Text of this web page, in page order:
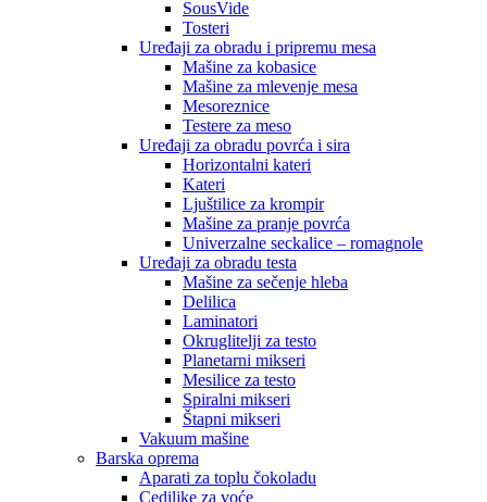
SousVide
Tosteri
Uređaji za obradu i pripremu mesa
Mašine za kobasice
Mašine za mlevenje mesa
Mesoreznice
Testere za meso
Uređaji za obradu povrća i sira
Horizontalni kateri
Kateri
Ljuštilice za krompir
Mašine za pranje povrća
Univerzalne seckalice – romagnole
Uređaji za obradu testa
Mašine za sečenje hleba
Delilica
Laminatori
Okruglitelji za testo
Planetarni mikseri
Mesilice za testo
Spiralni mikseri
Štapni mikseri
Vakuum mašine
Barska oprema
Aparati za toplu čokoladu
Cediljke za voće